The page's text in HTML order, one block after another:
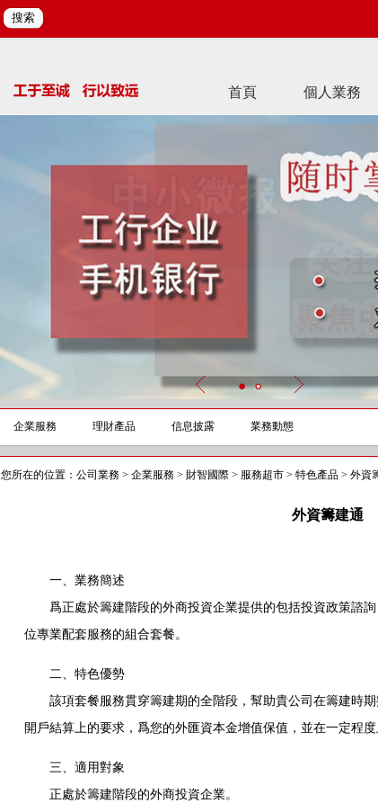
搜索
首頁 個人業務
企業服務 理財產品 信息披露 業務動態
您所在的位置： 公司業務 > 企業服務 > 財智國際 > 服務超市 > 特色產品 > 外資
外資籌建通
一、業務簡述
爲正處於籌建階段的外商投資企業提供的包括投資政策諮詢
位專業配套服務的組合套餐。
二、特色優勢
該項套餐服務貫穿籌建期的全階段，幫助貴公司在籌建時期
開戶結算上的要求，爲您的外匯資本金增值保值，並在一定程
三、適用對象
正處於籌建階段的外商投資企業。